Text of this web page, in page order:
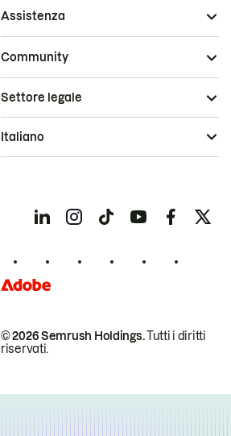
Assistenza
Community
© 2026 Semrush Holdings.Tutti i diritti
riservati.
Settore legale
Italiano